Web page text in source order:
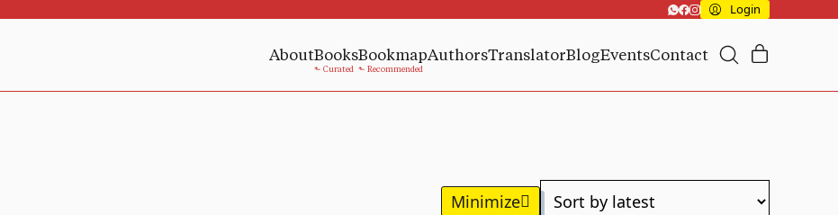
Login
AboutBooksBookmapAuthorsTranslatorBlogEventsContact